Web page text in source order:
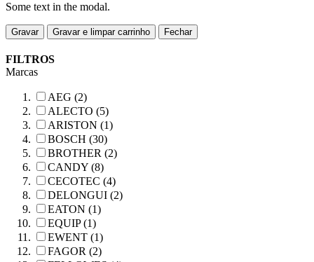
Some text in the modal.
Gravar Gravar e limpar carrinho Fechar
FILTROS
Marcas
AEG (2)
ALECTO (5)
ARISTON (1)
BOSCH (30)
BROTHER (2)
CANDY (8)
CECOTEC (4)
DELONGUI (2)
EATON (1)
EQUIP (1)
EWENT (1)
FAGOR (2)